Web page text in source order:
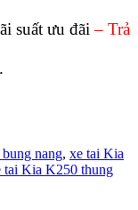
suất ưu đãi – Trả
nang, xe tai Kia
tai Kia K250 thung